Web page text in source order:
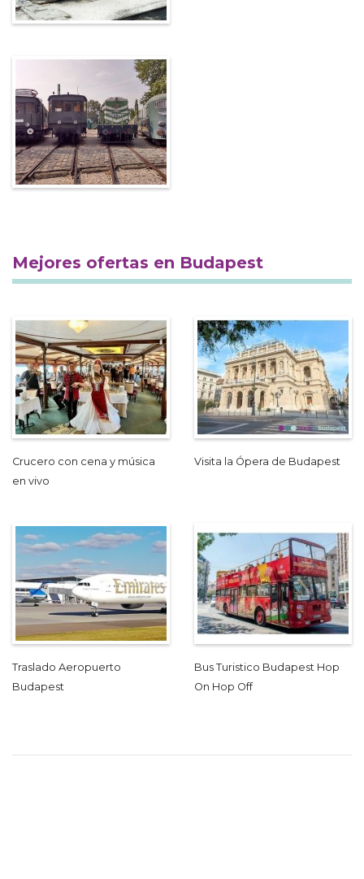
Mejores ofertas en Budapest
Crucero con cena y música
en vivo
Visita la Ópera de Budapest
Traslado Aeropuerto
Budapest
Bus Turistico Budapest Hop
On Hop Off